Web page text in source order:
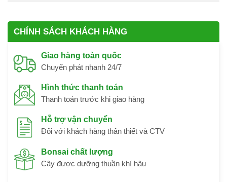
CHÍNH SÁCH KHÁCH HÀNG
Giao hàng toàn quốc
Chuyển phát nhanh 24/7
Hình thức thanh toán
Thanh toán trước khi giao hàng
Hỗ trợ vận chuyển
Đối với khách hàng thân thiết và CTV
Bonsai chất lượng
Cây được dưỡng thuần khí hậu